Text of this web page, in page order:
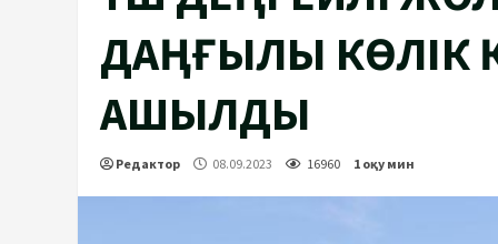
ДАҢҒЫЛЫ КӨЛІК
АШЫЛДЫ
Редактор 08.09.2023 16960 1 оқу мин